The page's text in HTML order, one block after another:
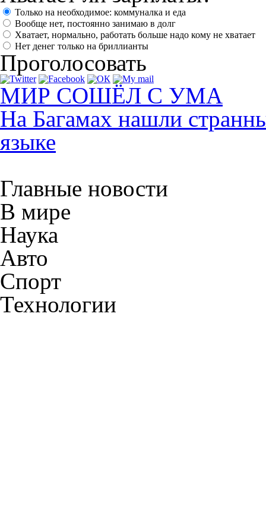
Только на необходимое: коммуналка и еда
Вообще нет, постоянно занимаю в долг
Хватает, нормально, работать больше надо кому не хватает
Нет денег только на бриллианты
Проголосовать
МИР СОШЁЛ С УМА
На Багамах нашли
языке
Главные новости
В мире
Наука
Авто
Спорт
Технологии